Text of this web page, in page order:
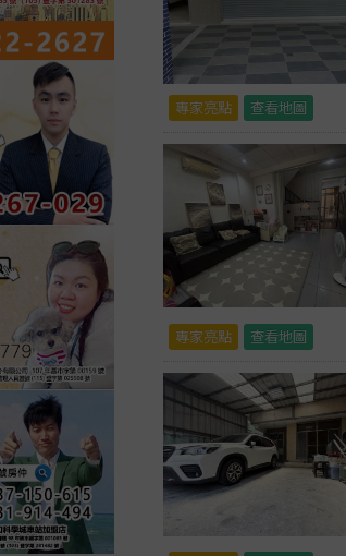
專家亮點 查看地圖
專家亮點 查看地圖